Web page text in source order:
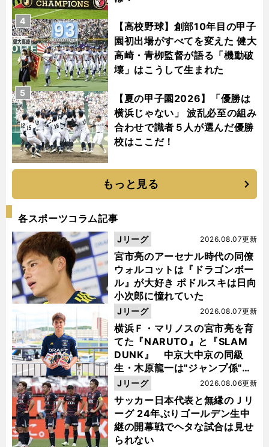
【高校野球】創部10年目の甲子
園初出場がすべてを変えた 健大
高崎・青栁監督が語る「機動破
壊」はこうして生まれた
4
【夏の甲子園2026】「優勝は
横浜じゃない」 波乱必至の組み
合わせで識者５人が選んだ優勝
校はここだ！
5
もっと見る
各スポーツコラム記事
宮市亮のアーセナル時代の同僚
ウォルコットは『ドラゴンボー
ル』が大好き ポドルスキは日向
小次郎に憧れていた
2026.08.07更新
Jリーグ
横浜Ｆ・マリノスの宮市亮を育
てた『NARUTO』と『SLAM
DUNK』 中京大中京の同級
生・木原龍一は"ジャンプ係"だ
った
2026.08.07更新
Jリーグ
サッカー日本代表と無縁のＪリ
ーグ 24年ぶりゴールデン生中
継の開幕戦でヘタな試合は見せ
られない
2026.08.06更新
Jリーグ